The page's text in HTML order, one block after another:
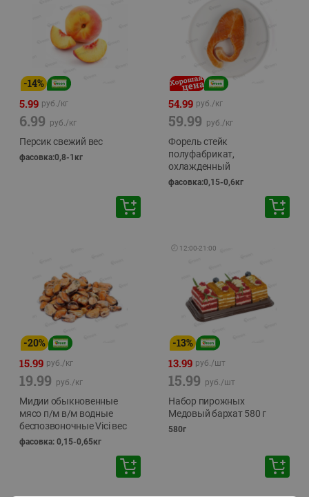
-14%
5.99 руб./кг
6.99 руб./кг
Персик свежий вес
фасовка:0,8-1кг
54.99 руб./кг
59.99 руб./кг
Форель стейк
полуфабрикат,
охлажденный
фасовка:0,15-0,6кг
-20%
15.99 руб./кг
19.99 руб./кг
Мидии обыкновенные
мясо п/м в/м водные
беспозвоночные Vici вес
фасовка: 0,15-0,65кг
🕘 12:00-21:00
-13%
13.99 руб./шт
15.99 руб./шт
Набор пирожных
Медовый бархат 580 г
580г